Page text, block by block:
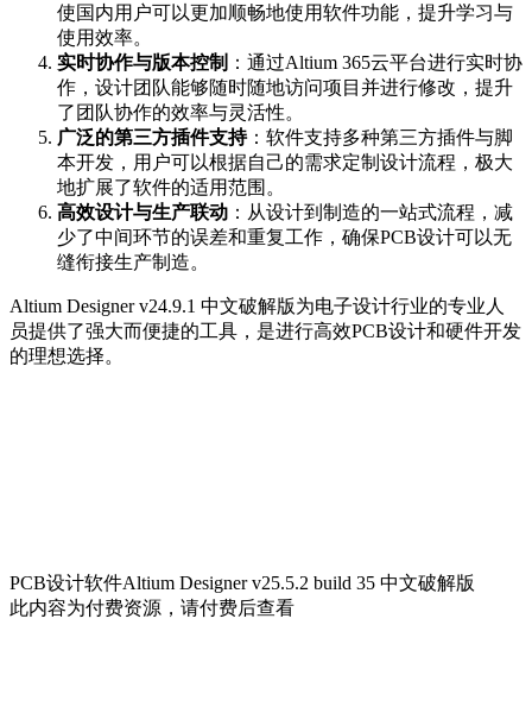
使国内用户可以更加顺畅地使用软件功能，提升学习与
使用效率。
实时协作与版本控制 ：通过Altium 365云平台进行实时协
作，设计团队能够随时随地访问项目并进行修改，提升
了团队协作的效率与灵活性。
广泛的第三方插件支持：软件支持多种第三方插件与脚
本开发，用户可以根据自己的需求定制设计流程，极大
地扩展了软件的适用范围。
高效设计与生产联动 ：从设计到制造的一站式流程，减
少了中间环节的误差和重复工作，确保PCB设计可以无
缝衔接生产制造。
Altium Designer v24.9.1 中文破解版为电子设计行业的专业人
员提供了强大而便捷的工具，是进行高效PCB设计和硬件开发
的理想选择。
PCB设计软件Altium Designer v25.5.2 build 35 中文破解版
此内容为付费资源，请付费后查看